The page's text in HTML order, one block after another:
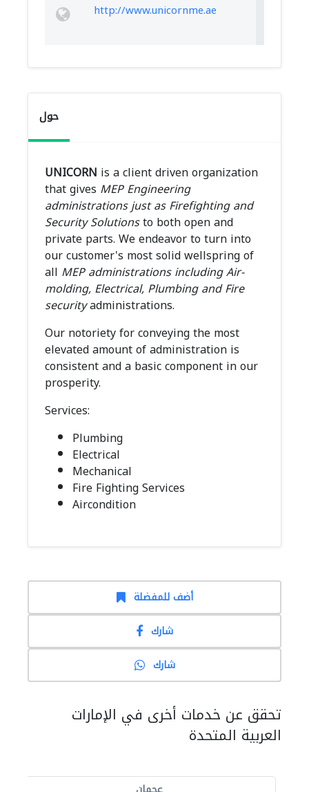
http://www.unicornme.ae
حول
UNICORN is a client driven organization
that gives MEP Engineering
administrations just as Firefighting and
Security Solutionsto both open and
private parts. We endeavor to turn into
our customer's most solid wellspring of
all MEP administrations including Air-
molding, Electrical, Plumbing and Fire
securityadministrations.
Our notoriety for conveying the most
elevated amount of administration is
consistent and a basic component in our
prosperity.
Services:
Plumbing
Electrical
Mechanical
Fire Fighting Services
Aircondition
أضف للمفضلة
شارك
شارك
تحقق عن خدمات أخرى في الإمارات
العربية المتحدة